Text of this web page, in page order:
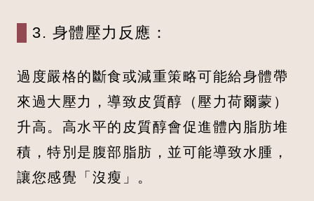
3. 身體壓力反應：
過度嚴格的斷食或減重策略可能給身體帶
來過大壓力，導致皮質醇（壓力荷爾蒙）
升高。高水平的皮質醇會促進體內脂肪堆
積，特別是腹部脂肪，並可能導致水腫，
讓您感覺「沒瘦」。